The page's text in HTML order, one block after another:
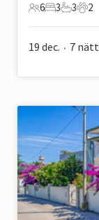
6 Gäster
6
3 Sovrum
3
3 Badrum
3
2
2
19 dec. • 7